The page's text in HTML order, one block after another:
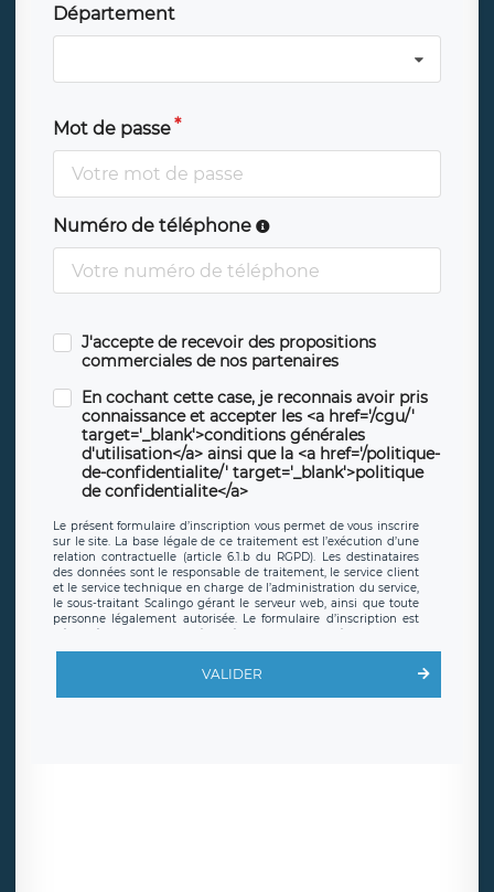
Département
Mot de passe
Numéro de téléphone
J'accepte de recevoir des propositions
commerciales de nos partenaires
En cochant cette case, je reconnais avoir pris
connaissance et accepter les <a href='/cgu/'
target='_blank'>conditions générales
d'utilisation</a> ainsi que la <a href='/politique-
de-confidentialite/' target='_blank'>politique
de confidentialite</a>
Le présent formulaire d’inscription vous permet de vous inscrire
sur le site. La base légale de ce traitement est l’exécution d’une
relation contractuelle (article 6.1.b du RGPD). Les destinataires
des données sont le responsable de traitement, le service client
et le service technique en charge de l’administration du service,
le sous-traitant Scalingo gérant le serveur web, ainsi que toute
personne légalement autorisée. Le formulaire d’inscription est
offrant desclauses de protection conformes au RGPD. Les
en sollicite la suppression, étant entendu que vous pouvez
demander la suppression de vos données et retirer votre
VALIDER